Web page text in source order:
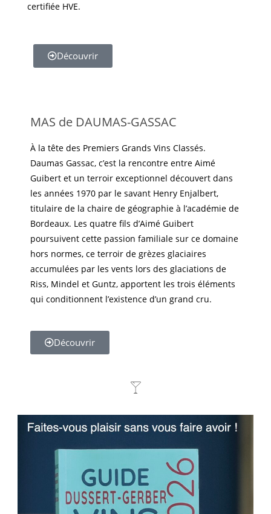
certifiée HVE.
Découvrir
MAS de DAUMAS-GASSAC
À la tête des Premiers Grands Vins Classés.
Daumas Gassac, c’est la rencontre entre Aimé
Guibert et un terroir exceptionnel découvert dans
les années 1970 par le savant Henry Enjalbert,
titulaire de la chaire de géographie à l’académie de
Bordeaux. Les quatre fils d’Aimé Guibert
poursuivent cette passion familiale sur ce domaine
hors normes, ce terroir de grèzes glaciaires
accumulées par les vents lors des glaciations de
Riss, Mindel et Guntz, apportent les trois éléments
qui conditionnent l’existence d’un grand cru.
Découvrir